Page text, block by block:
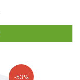
-53%